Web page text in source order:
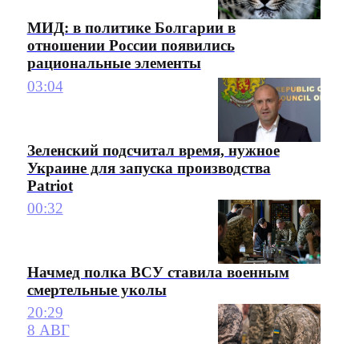
МИД: в политике Болгарии в
отношении России появились
рациональные элементы
03:04
Зеленский подсчитал время, нужное
Украине для запуска производства
Patriot
00:32
Начмед полка ВСУ ставила военным
смертельные уколы
20:29
8 АВГ